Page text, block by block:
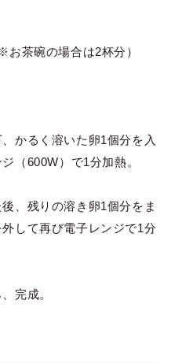
茶碗の場合は2杯分）
かるく溶いた卵1個分を入
（600W）で1分加熱。
、残りの溶き卵1個分をま
して再び電子レンジで1分
完成。